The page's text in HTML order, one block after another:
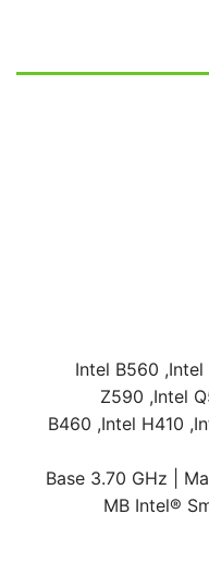
Intel B560 ,Intel
Z590 ,Intel
B460 ,Intel H410
Base 3.70 GHz |